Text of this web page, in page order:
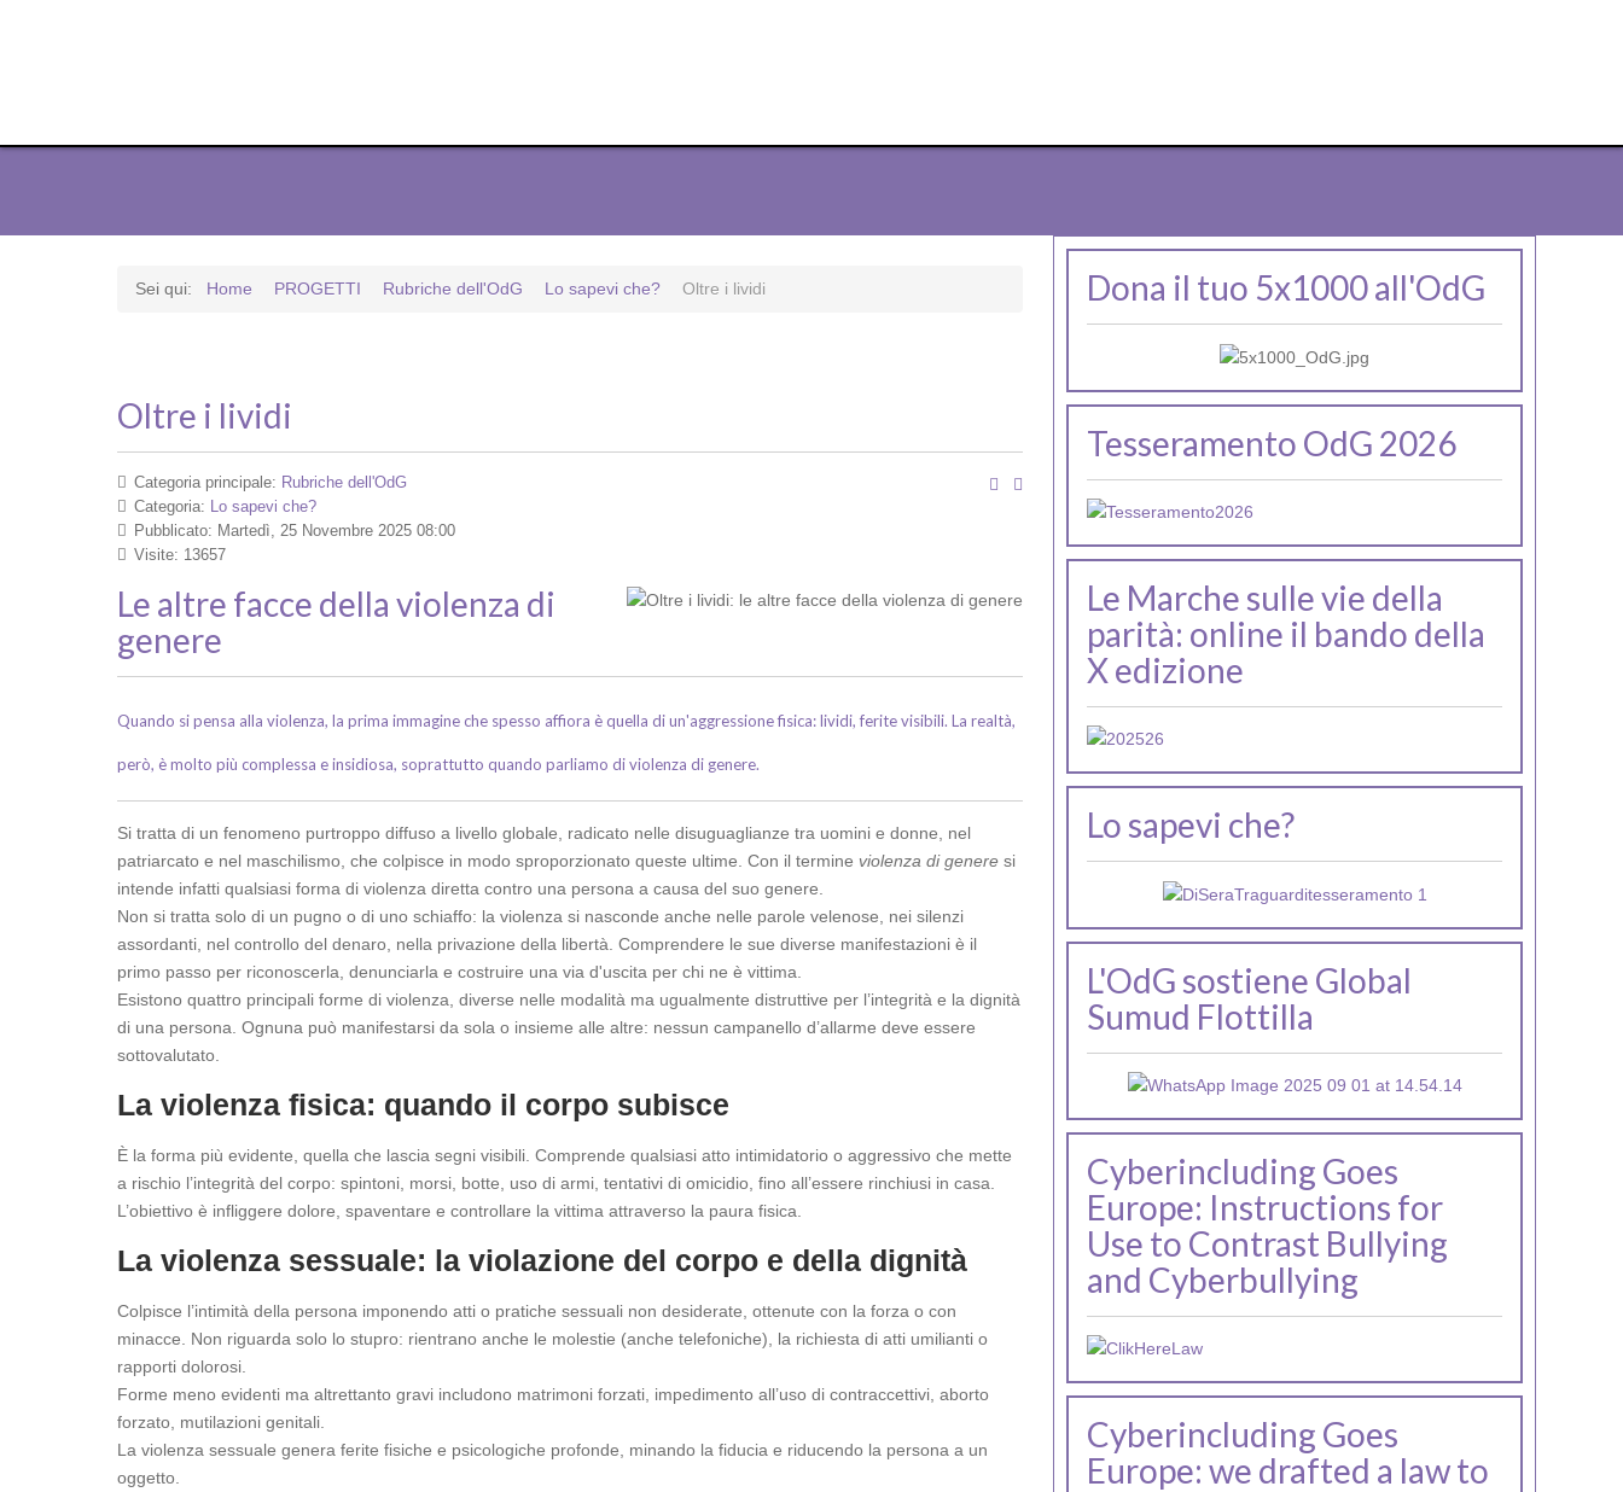
Sei qui: Home PROGETTI Rubriche dell'OdG Lo sapevi che? Oltre i lividi
Oltre i lividi
Categoria principale: Rubriche dell'OdG
Categoria: Lo sapevi che?
Pubblicato: Martedì, 25 Novembre 2025 08:00
Visite: 13657
Le altre facce della violenza di
genere
Quando si pensa alla violenza, la prima immagine che spesso affiora è quella di un'aggressione fisica: lividi, ferite visibili. La realtà,
però, è molto più complessa e insidiosa, soprattutto quando parliamo di violenza di genere.
Si tratta di un fenomeno purtroppo diffuso a livello globale, radicato nelle disuguaglianze tra uomini e donne, nel
patriarcato e nel maschilismo, che colpisce in modo sproporzionato queste ultime. Con il termine violenza di genere si
intende infatti qualsiasi forma di violenza diretta contro una persona a causa del suo genere.
Non si tratta solo di un pugno o di uno schiaffo: la violenza si nasconde anche nelle parole velenose, nei silenzi
assordanti, nel controllo del denaro, nella privazione della libertà. Comprendere le sue diverse manifestazioni è il
primo passo per riconoscerla, denunciarla e costruire una via d'uscita per chi ne è vittima.
Esistono quattro principali forme di violenza, diverse nelle modalità ma ugualmente distruttive per l’integrità e la dignità
di una persona. Ognuna può manifestarsi da sola o insieme alle altre: nessun campanello d’allarme deve essere
sottovalutato.
La violenza fisica: quando il corpo subisce
È la forma più evidente, quella che lascia segni visibili. Comprende qualsiasi atto intimidatorio o aggressivo che mette
a rischio l’integrità del corpo: spintoni, morsi, botte, uso di armi, tentativi di omicidio, fino all’essere rinchiusi in casa.
L’obiettivo è infliggere dolore, spaventare e controllare la vittima attraverso la paura fisica.
La violenza sessuale: la violazione del corpo e della dignità
Colpisce l’intimità della persona imponendo atti o pratiche sessuali non desiderate, ottenute con la forza o con
minacce. Non riguarda solo lo stupro: rientrano anche le molestie (anche telefoniche), la richiesta di atti umilianti o
rapporti dolorosi.
Forme meno evidenti ma altrettanto gravi includono matrimoni forzati, impedimento all’uso di contraccettivi, aborto
forzato, mutilazioni genitali.
La violenza sessuale genera ferite fisiche e psicologiche profonde, minando la fiducia e riducendo la persona a un
oggetto.
Dona il tuo 5x1000 all'OdG
Tesseramento OdG 2026
Le Marche sulle vie della
parità: online il bando della
X edizione
Lo sapevi che?
L'OdG sostiene Global
Sumud Flottilla
Cyberincluding Goes
Europe: Instructions for
Use to Contrast Bullying
and Cyberbullying
Cyberincluding Goes
Europe: we drafted a law to